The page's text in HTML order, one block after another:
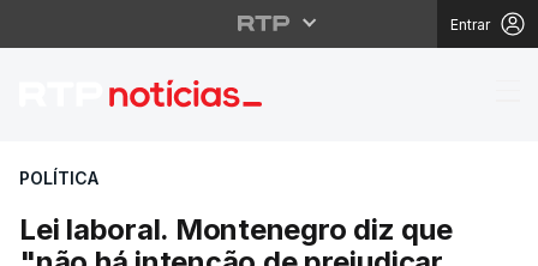
Entrar
Lei laboral.
POLÍTICA
Lei laboral. Montenegro diz que